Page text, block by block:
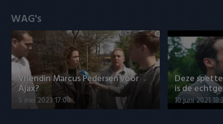
WAG's
Vriendin Marcus Pedersen voor
Ajax?
5 mei 2023 17:00
Deze
is de
10 juni 2021